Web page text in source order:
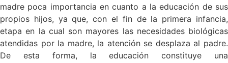
madre poca importancia en cuanto a la educación de sus
propios hijos, ya que, con el fin de la primera infancia,
etapa en la cual son mayores las necesidades biológicas
atendidas por la madre, la atención se desplaza al padre.
De esta forma, la educación constituye una